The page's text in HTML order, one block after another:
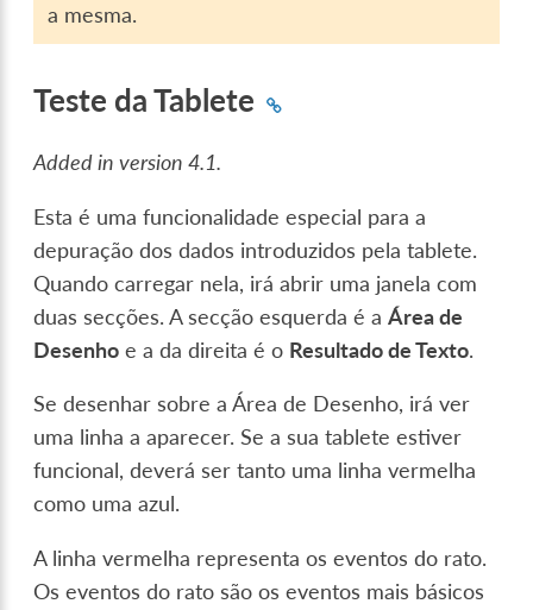
a mesma.
Teste da Tablete
Added in version 4.1.
Esta é uma funcionalidade especial para a
depuração dos dados introduzidos pela tablete.
Quando carregar nela, irá abrir uma janela com
duas secções. A secção esquerda é aÁrea de
Desenho e a da direita é o Resultado de Texto.
Se desenhar sobre a Área de Desenho, irá ver
uma linha a aparecer. Se a sua tablete estiver
funcional, deverá ser tanto uma linha vermelha
como uma azul.
A linha vermelha representa os eventos do rato.
Os eventos do rato são os eventos mais básicos